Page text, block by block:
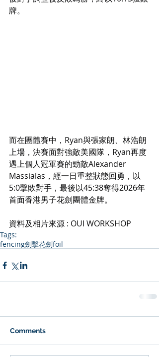
牌。
而在團體賽中，Ryan與張家朗、林浩朗
上場，決賽面對強敵美國隊，Ryan再度
遇上個人冠軍賽的勁敵Alexander
Massialas，經一日重整狀態回勇，以
5:0擊敗對手，最後以45:38奪得2026年
首面香港男子花劍團體金牌。
資料及相片來源 : OUI WORKSHOP
Tags:
fencing劍擊花劍foil
Comments